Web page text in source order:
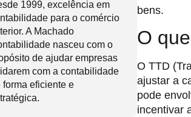
1999, excelência em
para o comércio
A Machado
nasceu com o
de ajudar empresas
com a contabilidade
forma eficiente e
bens.
O
O TTD
ajustar a
pode
incentivar